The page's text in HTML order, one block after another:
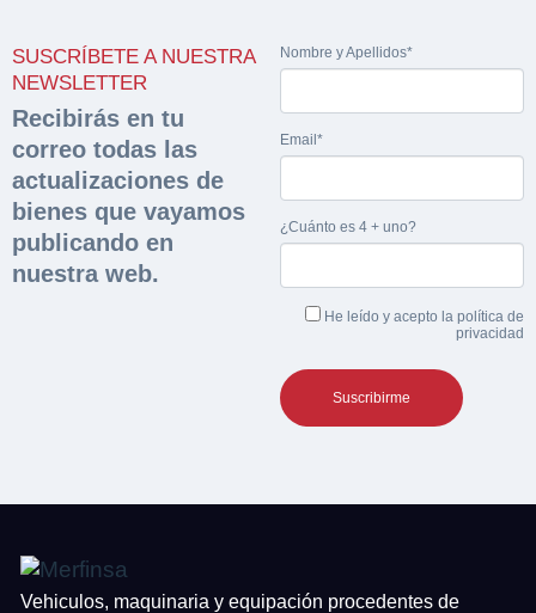
SUSCRÍBETE A NUESTRA
NEWSLETTER
Recibirás en tu
correo todas las
actualizaciones de
bienes que vayamos
publicando en
nuestra web.
Nombre y Apellidos*
Email*
¿Cuánto es 4 + uno?
He leído y acepto la política de
privacidad
Vehiculos, maquinaria y equipación procedentes de
documentación
sobre la peritación
Rellene este formulario y recibirá en su email el
enlace para descargar la documentación
Nombre y Apellidos*
Hacer Oferta
Razón social* CIF/DNI Ofertante*
Teléfono* Email*
Nombre y Apellidos*
Sobre Merfinsa
Venta de bienes muebles
Vehículos